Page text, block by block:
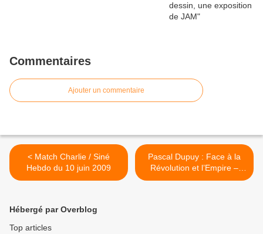
Commentaires
Ajouter un commentaire
< Match Charlie / Siné
Hebdo du 10 juin 2009
Pascal Dupuy : Face à la
Révolution et l’Empire –
Caricatures anglaises >
Hébergé par Overblog
Top articles